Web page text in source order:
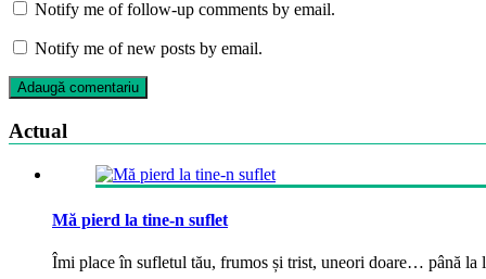
Notify me of follow-up comments by email.
Notify me of new posts by email.
Actual
Mă pierd la tine-n suflet
Îmi place în sufletul tău, frumos și trist, uneori doare… până la